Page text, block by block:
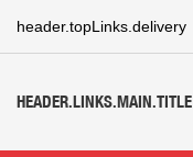
header.topLinks.delivery
HEADER.LINKS.MAIN.TITLE